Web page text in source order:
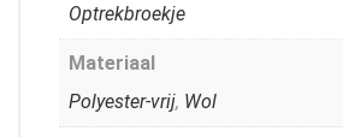
Optrekbroekje
Materiaal
Polyester-vrij, Wol